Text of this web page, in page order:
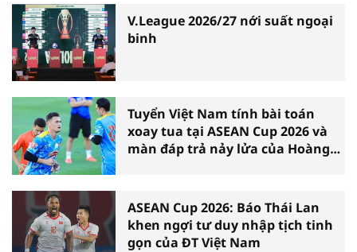
V.League 2026/27 nới suất ngoại
binh
Tuyển Việt Nam tính bài toán
xoay tua tại ASEAN Cup 2026 và
màn đáp trả nảy lửa của Hoàng
ASEAN Cup 2026: Báo Thái Lan
khen ngợi tư duy nhập tịch tinh
gọn của ĐT Việt Nam